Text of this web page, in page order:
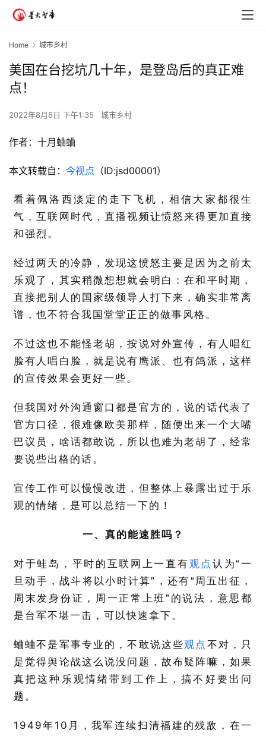
Home 城市乡村
美国在台挖坑几十年，是登岛后的真正难
点！
2022年8月8日 下午1:35 城市乡村
作者：十月蛐蛐
本文转载自： 今视点 （ID:jsd00001）
看着佩洛西淡定的走下飞机，相信大家都很生
气，互联网时代，直播视频让愤怒来得更加直接
和强烈。
经过两天的冷静，发现这愤怒主要是因为之前太
乐观了，其实稍微想想就会明白：在和平时期，
直接把别人的国家级领导人打下来，确实非常离
谱，也不符合我国堂堂正正的做事风格。
不过这也不能怪老胡，按说对外宣传，有人唱红
脸有人唱白脸，就是说有鹰派、也有鸽派，这样
的宣传效果会更好一些。
但我国对外沟通窗口都是官方的，说的话代表了
官方口径，很难像欧美那样，随便出来一个大嘴
巴议员，啥话都敢说，所以也难为老胡了，经常
要说些出格的话。
宣传工作可以慢慢改进，但整体上暴露出过于乐
观的情绪，是可以总结一下的！
一、真的能速胜吗？
对于蛙岛，平时的互联网上一直有 观点 认为“一
旦动手，战斗将以小时计算”，还有“周五出征，
周末发身份证，周一正常上班”的说法，意思都
是台军不堪一击，可以快速拿下。
蛐蛐不是军事专业的，不敢说这些观点 不对，只
是觉得舆论战这么说没问题，故布疑阵嘛，如果
真把这种乐观情绪带到工作上，搞不好要出问
题。
1949年 10 月，我军连续扫清福建的残敌，在一